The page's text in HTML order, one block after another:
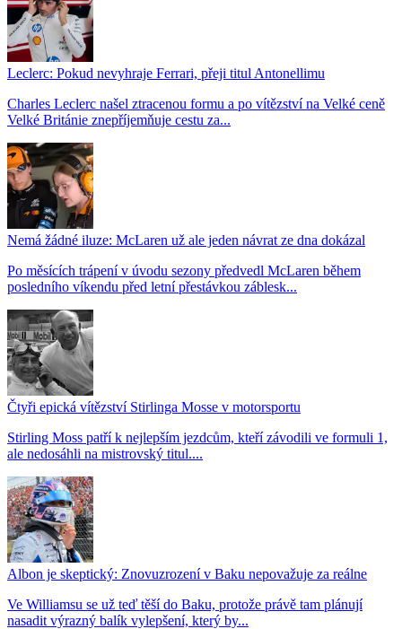
Leclerc: Pokud nevyhraje Ferrari, přeji titul Antonellimu
Charles Leclerc našel ztracenou formu a po vítězství na Velké ceně
Velké Británie znepříjemňuje cestu za...
Nemá žádné iluze: McLaren už ale jeden návrat ze dna dokázal
Po měsících trápení v úvodu sezony předvedl McLaren během
posledního víkendu před letní přestávkou záblesk...
Čtyři epická vítězství Stirlinga Mosse v motorsportu
Stirling Moss patří k nejlepším jezdcům, kteří závodili ve formuli 1,
ale nedosáhli na mistrovský titul....
Albon je skeptický: Znovuzrození v Baku nepovažuje za reálne
Ve Williamsu se už teď těší do Baku, protože právě tam plánují
nasadit výrazný balík vylepšení, který by...